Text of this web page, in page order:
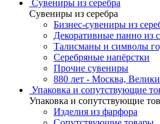
Сувениры из серебра
Сувениры из серебра
Бизнес-сувениры из
Декоративные панно из
Талисманы и символы
Серебряные напёрстки
Прочие сувениры
880 лет - Москва,
Упаковка и сопутствующие
Упаковка и сопутствующие
Изделия из фарфора